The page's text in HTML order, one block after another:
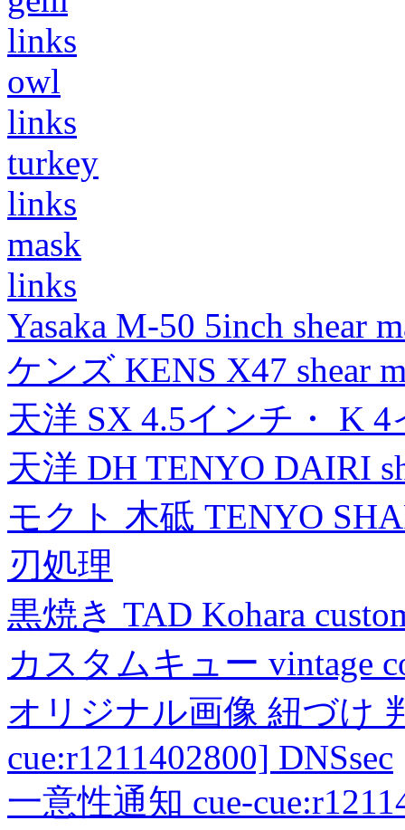
links
owl
links
turkey
links
mask
links
Yasaka M-50 5inch shear
ケンズ KENS X47 shear
天洋 SX 4.5インチ・ K
天洋 DH TENYO DAIRI
モクト 木砥 TENYO
刃処理
黒焼き TAD Kohara
カスタムキュー vintage
オリジナル画像 紐づけ
cue:r1211402800] DNSsec
一意性通知 cue-